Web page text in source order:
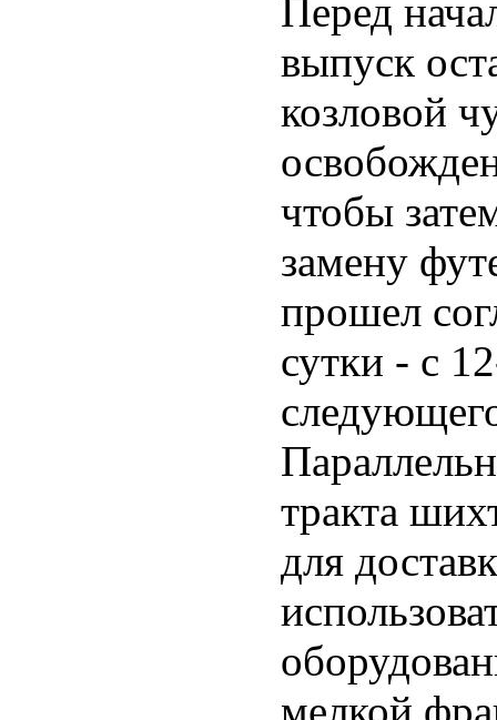
Перед
выпуск
козловой
чтобы
замену
прошел
сутки - с
тракта
для
мелкой